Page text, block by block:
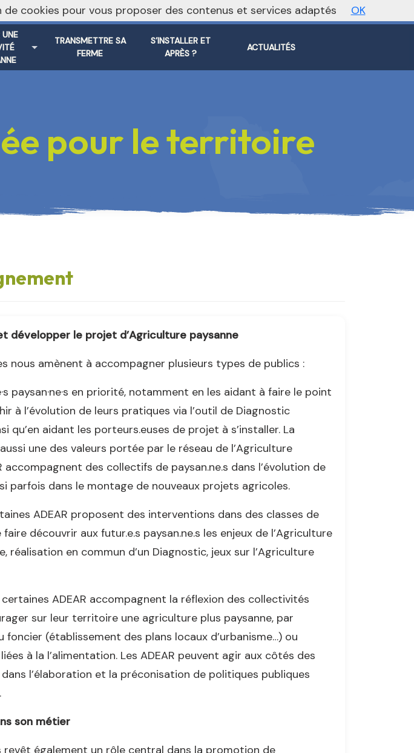
Vers le site régional Vers le site national
UNE
TRANSMETTRE SA
FERME
S’INSTALLER ET
APRÈS ?
ACTUALITÉS
pour le territoire
développer le projet d’Agriculture paysanne
nous amènent à accompagner plusieurs types de publics :
paysan·ne·s en priorité, notamment en les aidant à faire le point
à l’évolution de leurs pratiques via l’outil de Diagnostic
qu’en aidant les porteurs.euses de projet à s’installer. La
une des valeurs portée par le réseau de l’Agriculture
accompagnent des collectifs de paysan.ne.s dans l’évolution de
parfois dans le montage de nouveaux projets agricoles.
ADEAR proposent des interventions dans des classes de
découvrir aux futur.e.s paysan.ne.s les enjeux de l’Agriculture
réalisation en commun d’un Diagnostic, jeux sur l’Agriculture
ADEAR accompagnent la réflexion des collectivités
sur leur territoire une agriculture plus paysanne, par
foncier (établissement des plans locaux d’urbanisme…) ou
à la l’alimentation. Les ADEAR peuvent agir aux côtés des
l’élaboration et la préconisation de politiques publiques
son métier
revêt également un rôle central dans la promotion de
cookies pour vous proposer des contenus et services adaptés OK